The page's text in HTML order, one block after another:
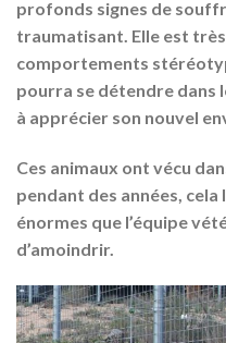
profonds signes de
traumatisant. Elle est
comportements
pourra se détendre dans
à apprécier son nouvel
Ces animaux ont vécu
pendant des années,
énormes que l’équipe
d’amoindrir.